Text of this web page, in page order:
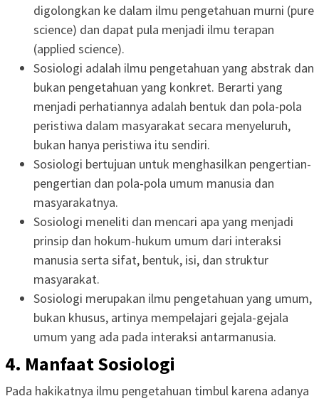
digolongkan ke dalam ilmu pengetahuan murni (pure
science) dan dapat pula menjadi ilmu terapan
(applied science).
Sosiologi adalah ilmu pengetahuan yang abstrak dan
bukan pengetahuan yang konkret. Berarti yang
menjadi perhatiannya adalah bentuk dan pola-pola
peristiwa dalam masyarakat secara menyeluruh,
bukan hanya peristiwa itu sendiri.
Sosiologi bertujuan untuk menghasilkan pengertian-
pengertian dan pola-pola umum manusia dan
masyarakatnya.
Sosiologi meneliti dan mencari apa yang menjadi
prinsip dan hokum-hukum umum dari interaksi
manusia serta sifat, bentuk, isi, dan struktur
masyarakat.
Sosiologi merupakan ilmu pengetahuan yang umum,
bukan khusus, artinya mempelajari gejala-gejala
umum yang ada pada interaksi antarmanusia.
4. Manfaat Sosiologi
Pada hakikatnya ilmu pengetahuan timbul karena adanya